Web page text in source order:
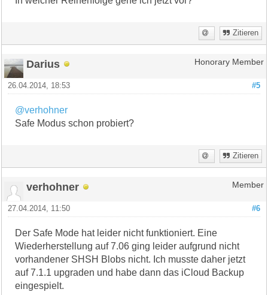
Zitieren
Darius Honorary Member
#5
26.04.2014, 18:53
@verhohner
Safe Modus schon probiert?
Zitieren
verhohner Member
#6
27.04.2014, 11:50
Der Safe Mode hat leider nicht funktioniert. Eine
Wiederherstellung auf 7.06 ging leider aufgrund nicht
vorhandener SHSH Blobs nicht. Ich musste daher jetzt
auf 7.1.1 upgraden und habe dann das iCloud Backup
eingespielt.